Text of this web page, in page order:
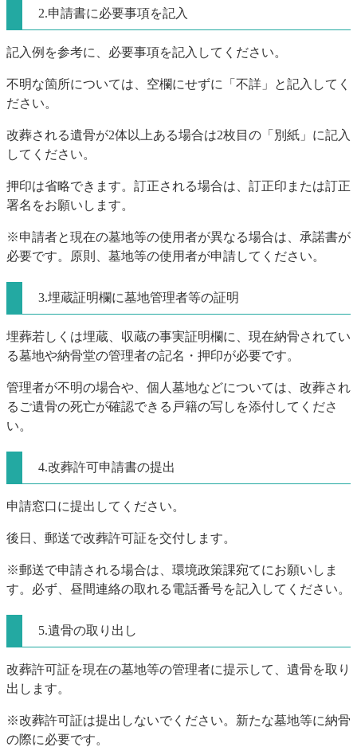
2.申請書に必要事項を記入
記入例を参考に、必要事項を記入してください。
不明な箇所については、空欄にせずに「不詳」と記入してく
ださい。
改葬される遺骨が2体以上ある場合は2枚目の「別紙」に記入
してください。
押印は省略できます。訂正される場合は、訂正印または訂正
署名をお願いします。
※申請者と現在の墓地等の使用者が異なる場合は、承諾書が
必要です。原則、墓地等の使用者が申請してください。
3.埋蔵証明欄に墓地管理者等の証明
埋葬若しくは埋蔵、収蔵の事実証明欄に、現在納骨されてい
る墓地や納骨堂の管理者の記名・押印が必要です。
管理者が不明の場合や、個人墓地などについては、改葬され
るご遺骨の死亡が確認できる戸籍の写しを添付してくださ
い。
4.改葬許可申請書の提出
申請窓口に提出してください。
後日、郵送で改葬許可証を交付します。
※郵送で申請される場合は、環境政策課宛てにお願いしま
す。必ず、昼間連絡の取れる電話番号を記入してください。
5.遺骨の取り出し
改葬許可証を現在の墓地等の管理者に提示して、遺骨を取り
出します。
※改葬許可証は提出しないでください。新たな墓地等に納骨
の際に必要です。